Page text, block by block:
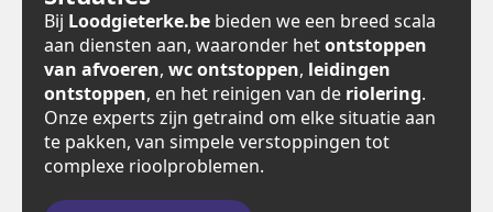
Bij Loodgieterke.be bieden we een breed scala
aan diensten aan, waaronder hetontstoppen
van afvoeren, wc ontstoppen, leidingen
ontstoppen, en het reinigen van de riolering.
Onze experts zijn getraind om elke situatie aan
te pakken, van simpele verstoppingen tot
complexe rioolproblemen.